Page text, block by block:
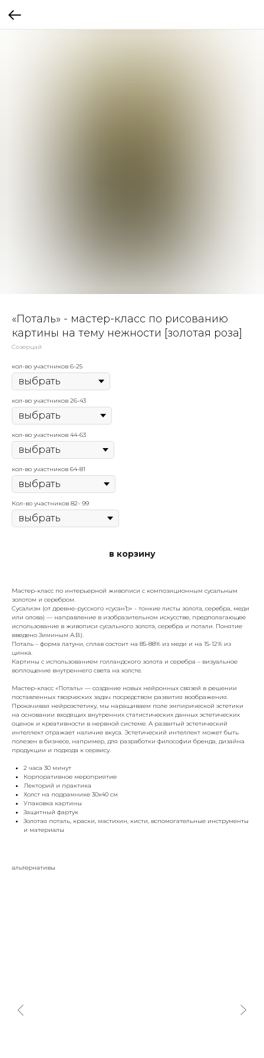
«Поталь» - мастер-класс по рисованию
картины на тему нежности [золотая роза]
Созерцай
кол-во участников 6-25
кол-во участников 26-43
кол-во участников 44-63
кол-во участников 64-81
Кол-во участников 82- 99
в корзину
Мастер-класс по интерьерной живописи с композиционным сусальным
золотом и серебром.
Сусализм (от древне-русского «сусанЪ» - тонкие листы золота, серебра, меди
или олова) — направление в изобразительном искусстве, предполагающее
использование в живописи сусального золота, серебра и потали. Понятие
введено Зиминым А.В.).
Поталь – форма латуни, сплав состоит на 85-88% из меди и на 15-12% из
цинка.
Картины с использованием голландского золота и серебра – визуальное
воплощение внутреннего света на холсте.
Мастер-класс «Поталь» — создание новых нейронных связей в решении
поставленных творческих задач посредством развития воображения.
Прокачивая нейроэстетику, мы наращиваем поле эмпирической эстетики
на основании входящих внутренних статистических данных эстетических
оценок и креативности в нервной системе. А развитый эстетический
интеллект отражает наличие вкуса. Эстетический интеллект может быть
полезен в бизнесе, например, для разработки философии бренда, дизайна
продукции и подхода к сервису.
2 часа 30 минут
Корпоративное мероприятие
Лекторий и практика
Холст на подрамнике 30х40 см
Упаковка картины
Защитный фартук
Золотая поталь, краски, мастихин, кисти, вспомогательные инструменты
и материалы
альтернативы